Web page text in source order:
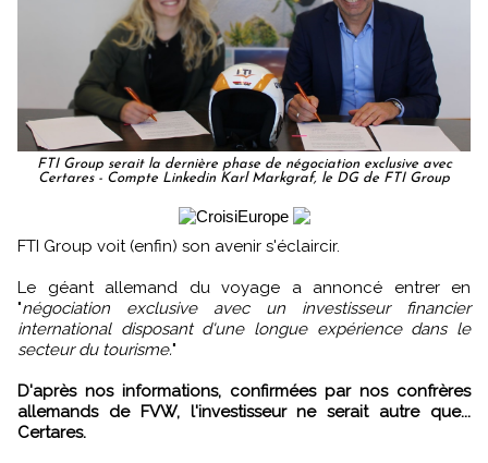
FTI Group serait la dernière phase de négociation exclusive avec
Certares - Compte Linkedin Karl Markgraf, le DG de FTI Group
FTI Group voit (enfin) son avenir s'éclaircir.
Le géant allemand du voyage a annoncé entrer en
"négociation exclusive avec un investisseur financier
international disposant d'une longue expérience dans le
secteur du tourisme."
D'après nos informations, confirmées par nos confrères
allemands de FVW, l'investisseur ne serait autre que...
Certares.